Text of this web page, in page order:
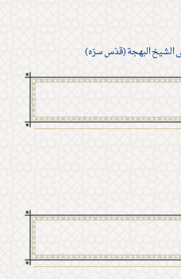
الشيخ البهجة (قدّس سرّه)